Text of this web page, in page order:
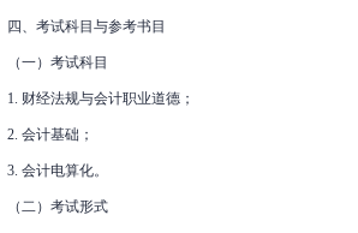
四、考试科目与参考书目
（一）考试科目
1. 财经法规与会计职业道德；
2. 会计基础；
3. 会计电算化。
（二）考试形式